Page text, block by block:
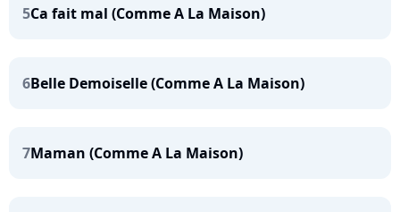
5Ca fait mal (Comme A La Maison)
6Belle Demoiselle (Comme A La Maison)
7Maman (Comme A La Maison)